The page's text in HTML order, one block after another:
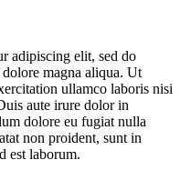
adipiscing elit, sed do
magna aliqua. Ut
ullamco laboris nisi
aute irure dolor in
dolore eu fugiat nulla
non proident, sunt in
est laborum.